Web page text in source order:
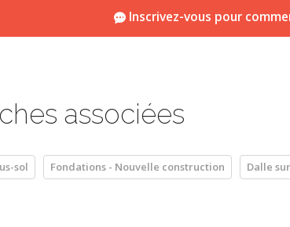
Inscrivez-vous pour
associées
sol Fondations - Nouvelle construction Dalle